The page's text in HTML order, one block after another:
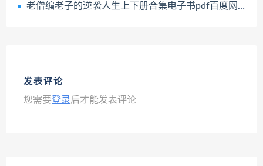
老僧编老子的逆袭人生上下册合集电子书pdf百度网盘下载学习
发表评论
您需要登录后才能发表评论